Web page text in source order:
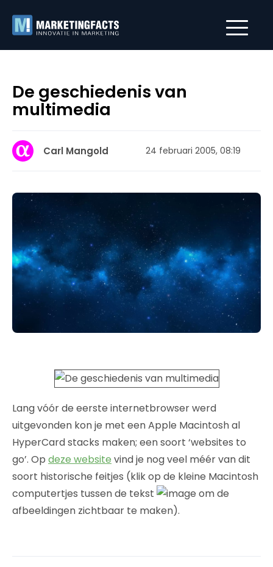
De geschiedenis van
multimedia
Carl Mangold 24 februari 2005, 08:19
Lang vóór de eerste internetbrowser werd
uitgevonden kon je met een Apple Macintosh al
HyperCard stacks maken; een soort ‘websites to
go’. Op deze website vind je nog veel méér van dit
soort historische feitjes (klik op de kleine Macintosh
computertjes tussen de tekst
om de
afbeeldingen zichtbaar te maken).